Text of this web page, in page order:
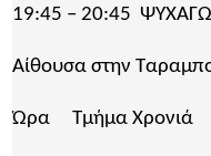
19:45 – 20:45
Αίθουσα στην
Ώρα Τμήμα Χρονιά